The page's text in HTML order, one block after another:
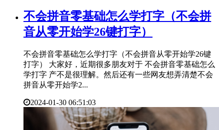
​不会拼音零基础怎么学打字（不会拼
音从零开始学26键打字）
不会拼音零基础怎么学打字（不会拼音从零开始学26键
打字） 大家好，近期很多朋友对于 不会拼音零基础怎么
学打字 产不是很理解。然后还有一些网友想弄清楚不会
拼音从零开始学2...
2024-01-30 06:51:03